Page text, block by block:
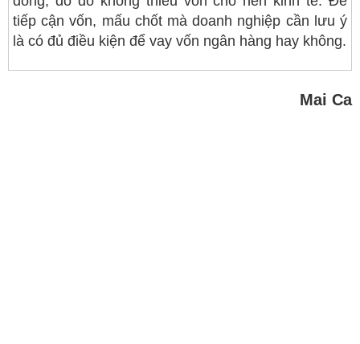
tiếp cận vốn, mấu chốt mà doanh nghiệp cần lưu ý
là có đủ điều kiện để vay vốn ngân hàng hay không.
Mai Ca